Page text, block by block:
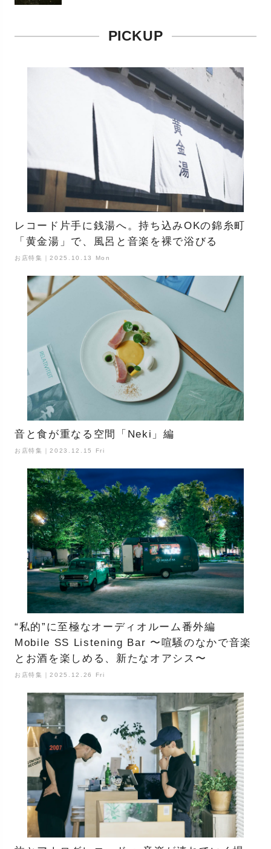
PICKUP
レコード片手に銭湯へ。持ち込みOKの錦糸町
「黄金湯」で、風呂と音楽を裸で浴びる
お店特集｜2025.10.13 Mon
音と食が重なる空間「Neki」編
お店特集｜2023.12.15 Fri
“私的”に至極なオーディオルーム番外編
Mobile SS Listening Bar 〜喧騒のなかで音楽
とお酒を楽しめる、新たなオアシス〜
お店特集｜2025.12.26 Fri